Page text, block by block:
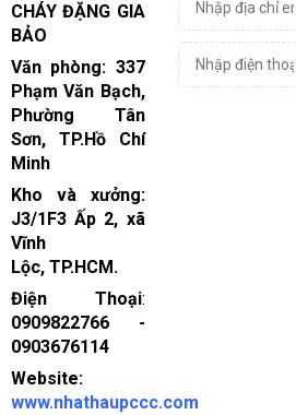
CHÁY ĐẶNG GIA
BẢO
Văn phòng: 337
Phạm Văn Bạch,
Phường Tân
Sơn, TP.Hồ Chí
Minh
Kho và xưởng:
J3/1F3 Ấp 2, xã
Vĩnh
Lộc, TP.HCM.
Điện Thoại:
0909822766 -
0903676114
Website:
www.nhathaupccc.com
HOÀN
Đăng ký tư vấn trực
0909822766